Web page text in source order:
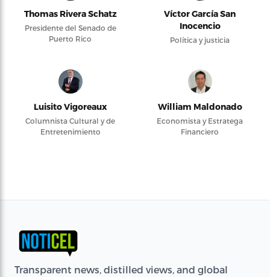
Thomas Rivera Schatz
Presidente del Senado de
Puerto Rico
Víctor García San
Inocencio
Política y justicia
Luisito Vigoreaux
Columnista Cultural y de
Entretenimiento
William Maldonado
Economista y Estratega
Financiero
Transparent news, distilled views, and global